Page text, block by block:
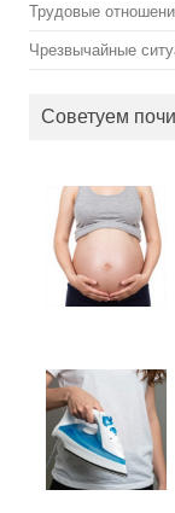
Трудовые
Чрезвычайные
Советуем